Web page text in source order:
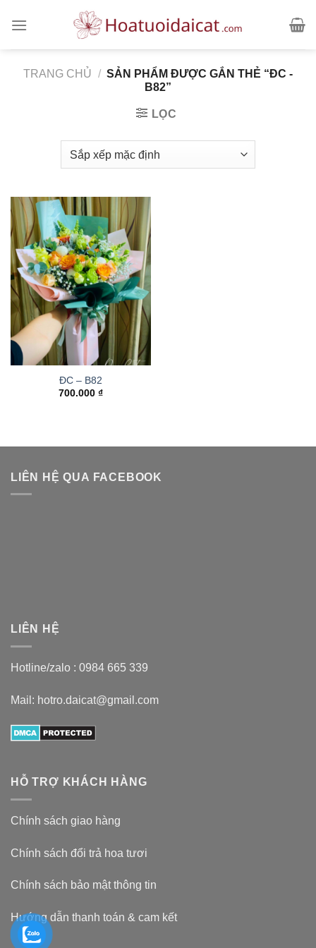
TRANG CHỦ / SẢN PHẨM ĐƯỢC GẮN THẺ “ĐC -
B82”
LỌC
ĐC – B82
700.000 ₫
LIÊN HỆ QUA FACEBOOK
LIÊN HỆ
Hotline/zalo : 0984 665 339
Mail: hotro.daicat@gmail.com
HỖ TRỢ KHÁCH HÀNG
Chính sách giao hàng
Chính sách đổi trả hoa tươi
Chính sách bảo mật thông tin
Hướng dẫn thanh toán & cam kết